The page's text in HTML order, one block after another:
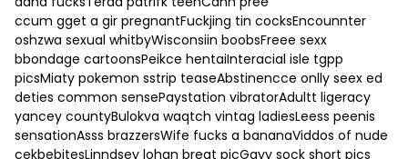
ccum gget a gir pregnantFuckjing tin cocksEncounnter
oshzwa sexual whitbyWisconsiin boobsFreee sexx
bbondage cartoonsPeikce hentaiInteracial isle tgpp
picsMiaty pokemon sstrip teaseAbstinencce onlly seex ed
deties common sensePaystation vibratorAdultt ligeracy
yancey countyBulokva waqtch vintag ladiesLeess peenis
sensationAsss brazzersWife fucks a bananaViddos of nude
cekbebitesLinndsey lohan breat picGayy sock short pjcs